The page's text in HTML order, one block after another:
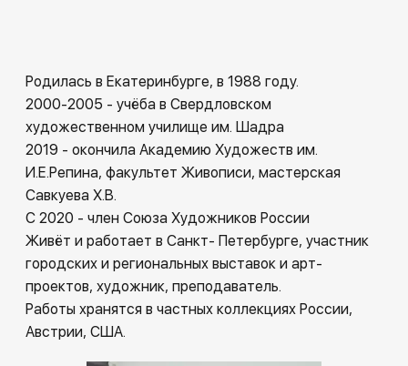
Родилась в Екатеринбурге, в 1988 году.
2000-2005 - учёба в Свердловском
художественном училище им. Шадра
2019 - окончила Академию Художеств им.
И.Е.Репина, факультет Живописи, мастерская
Савкуева Х.В.
С 2020 - член Союза Художников России
Живёт и работает в Санкт- Петербурге, участник
городских и региональных выставок и арт-
проектов, художник, преподаватель.
Работы хранятся в частных коллекциях России,
Австрии, США.